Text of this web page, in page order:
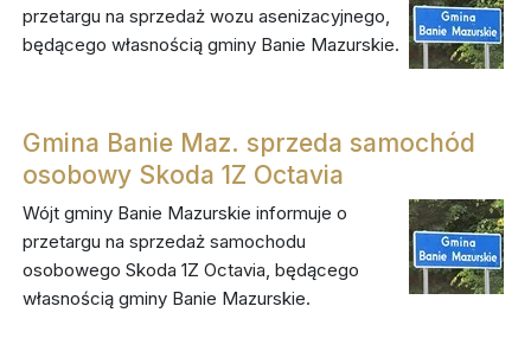
przetargu na sprzedaż wozu asenizacyjnego,
będącego własnością gminy Banie Mazurskie.
Gmina Banie Maz. sprzeda samochód
osobowy Skoda 1Z Octavia
Wójt gminy Banie Mazurskie informuje o
przetargu na sprzedaż samochodu
osobowego Skoda 1Z Octavia, będącego
własnością gminy Banie Mazurskie.